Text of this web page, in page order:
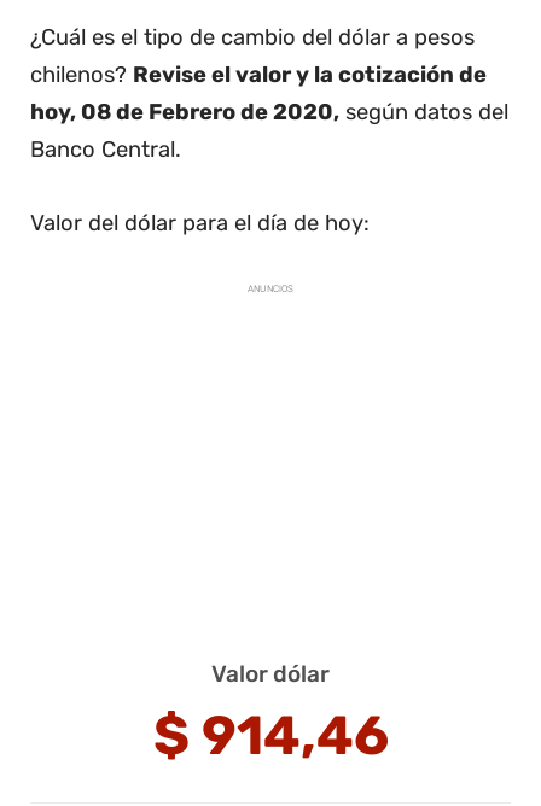
¿Cuál es el tipo de cambio del dólar a pesos
chilenos? Revise el valor y la cotización de
hoy, 08 de Febrero de 2020, según datos del
Banco Central.
Valor del dólar para el día de hoy:
ANUNCIOS
Valor dólar
$ 914,46